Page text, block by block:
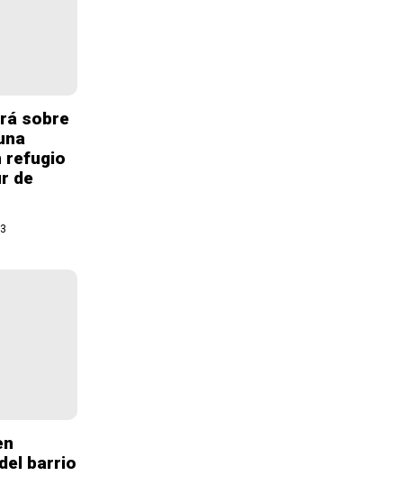
sobre
refugio
de
barrio